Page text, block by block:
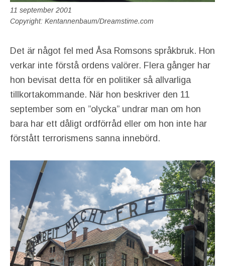
11 september 2001
Copyright: Kentannenbaum/Dreamstime.com
Det är något fel med Åsa Romsons språkbruk. Hon
verkar inte förstå ordens valörer. Flera gånger har
hon bevisat detta för en politiker så allvarliga
tillkortakommande. När hon beskriver den 11
september som en ”olycka” undrar man om hon
bara har ett dåligt ordförråd eller om hon inte har
förstått terrorismens sanna innebörd.